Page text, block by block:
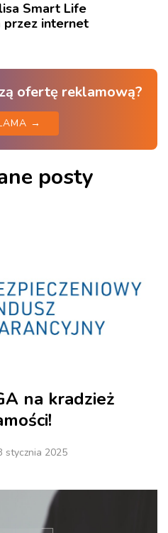
Smart Life
przez internet
ofertę reklamową?
→
posty
na kradzież
stycznia 2025